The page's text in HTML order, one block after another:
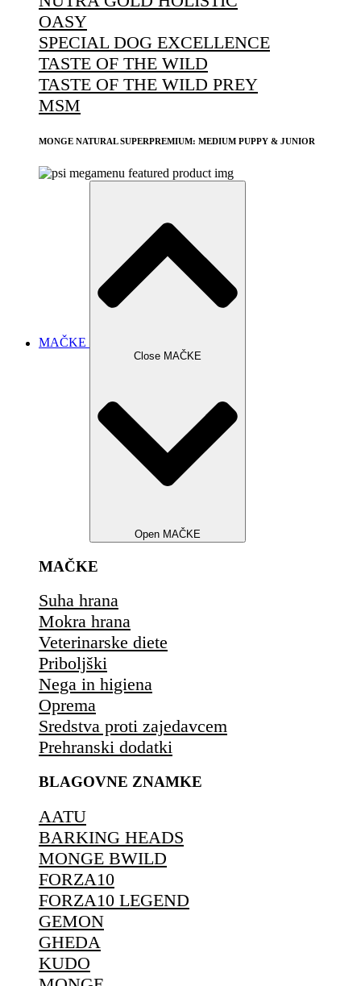
OASY
SPECIAL DOG EXCELLENCE
TASTE OF THE WILD
TASTE OF THE WILD PREY
MSM
MONGE NATURAL SUPERPREMIUM: MEDIUM PUPPY & JUNIOR
MAČKE
Close MAČKE
Open MAČKE
MAČKE
Suha hrana
Mokra hrana
Veterinarske diete
Priboljški
Nega in higiena
Oprema
Sredstva proti zajedavcem
Prehranski dodatki
BLAGOVNE ZNAMKE
AATU
BARKING HEADS
MONGE BWILD
FORZA10
FORZA10 LEGEND
GEMON
GHEDA
KUDO